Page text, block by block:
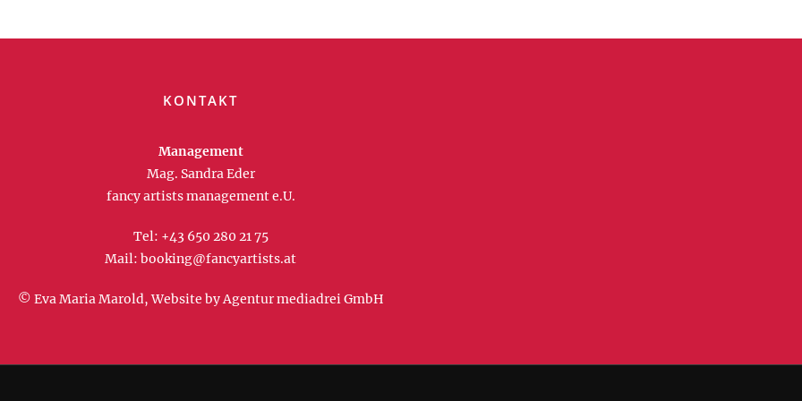
KONTAKT
Management
Mag. Sandra Eder
fancy artists management e.U.
Tel: +43 650 280 21 75
Mail: booking@fancyartists.at
© Eva Maria Marold, Website byAgentur mediadrei GmbH